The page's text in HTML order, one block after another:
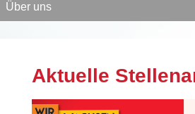
Über uns
Aktuelle